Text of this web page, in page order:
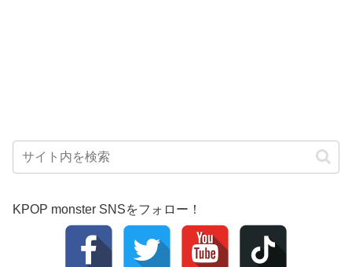
KPOP monster SNSをフォロー！